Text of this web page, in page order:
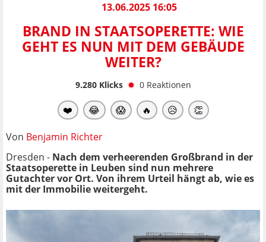
13.06.2025 16:05
BRAND IN STAATSOPERETTE: WIE
GEHT ES NUN MIT DEM GEBÄUDE
WEITER?
9.280Klicks 0 Reaktionen
❤️ 😂 😱 🔥 😥 👏
Von Benjamin Richter
Dresden - Nach dem verheerenden Großbrand in der
Staatsoperette in Leuben sind nun mehrere
Gutachter vor Ort. Von ihrem Urteil hängt ab, wie es
mit der Immobilie weitergeht.